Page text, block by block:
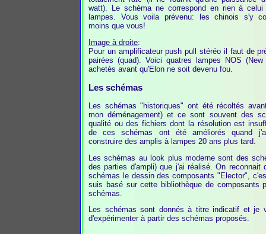
watt). Le schéma ne correspond en rien à
lampes. Vous voila prévenu: les chinois s'y
moins que vous!
Image à droite:
Pour un amplificateur push pull stéréo il faut de
pairées (quad). Voici quatres lampes NOS
achetés avant qu'Elon ne soit devenu fou.
Les schémas
Les schémas "historiques" ont été récoltés
mon déménagement) et ce sont souvent des
qualité ou des fichiers dont la résolution est
de ces schémas ont été améliorés quand
construire des amplis à lampes 20 ans plus tard.
Les schémas au look plus moderne sont des
des parties d'ampli) que j'ai réalisé. On reconnait
schémas le dessin des composants "Elector",
suis basé sur cette bibliothèque de composants
schémas.
Les schémas sont donnés à titre indicatif et je
d'expérimenter à partir des schémas proposés.